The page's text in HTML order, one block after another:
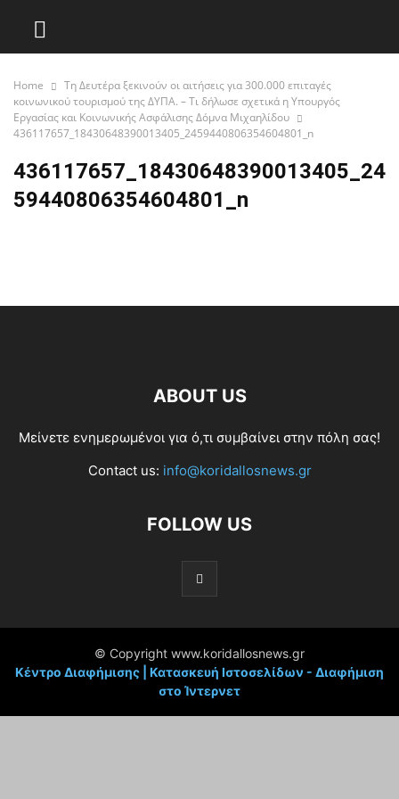
Home
Τη Δευτέρα ξεκινούν οι αιτήσεις για 300.000 επιταγές
κοινωνικού τουρισμού της ΔΥΠΑ. – Τι δήλωσε σχετικά η Υπουργός
Εργασίας και Κοινωνικής Ασφάλισης Δόμνα Μιχαηλίδου
436117657_18430648390013405_2459440806354604801_n
436117657_18430648390013405_24
59440806354604801_n
ABOUT US
Μείνετε ενημερωμένοι για ό,τι συμβαίνει στην πόλη σας!
Contact us: info@koridallosnews.gr
FOLLOW US
© Copyright www.koridallosnews.gr
Κέντρο Διαφήμισης | Κατασκευή Ιστοσελίδων - Διαφήμιση
στο Ίντερνετ